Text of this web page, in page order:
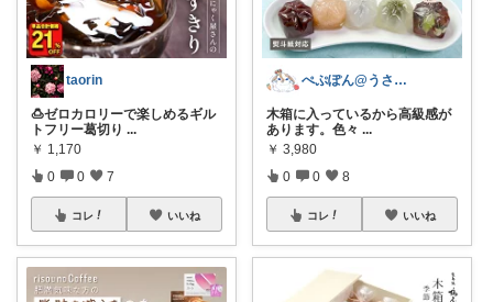
taorin
🍮ゼロカロリーで楽しめるギル
トフリー葛切り ...
￥ 1,170
0 0 7
コレ いいね
ぺぷぽん@うさぎ♡コメ返休止中
木箱に入っているから高級感が
あります。色々 ...
￥ 3,980
0 0 8
コレ いいね